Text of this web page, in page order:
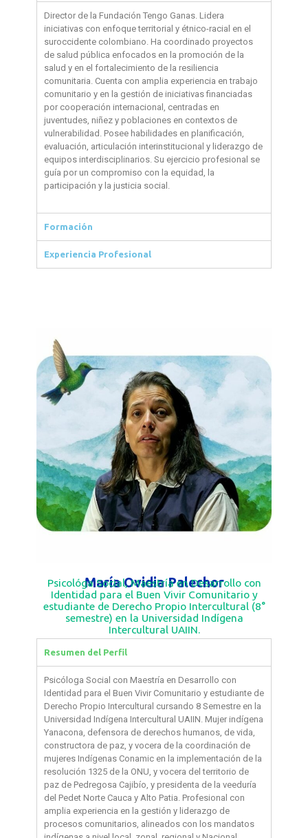
Director de la Fundación Tengo Ganas. Lidera
iniciativas con enfoque territorial y étnico-racial en el
suroccidente colombiano. Ha coordinado proyectos
de salud pública enfocados en la promoción de la
salud y en el fortalecimiento de la resiliencia
comunitaria. Cuenta con amplia experiencia en trabajo
comunitario y en la gestión de iniciativas financiadas
por cooperación internacional, centradas en
juventudes, niñez y poblaciones en contextos de
vulnerabilidad. Posee habilidades en planificación,
evaluación, articulación interinstitucional y liderazgo de
equipos interdisciplinarios. Su ejercicio profesional se
guía por un compromiso con la equidad, la
participación y la justicia social.
Formación
Experiencia Profesional
María Ovidia Palechor
Psicológa Social, Maestría en Desarrollo con
Identidad para el Buen Vivir Comunitario y
estudiante de Derecho Propio Intercultural (8°
semestre) en la Universidad Indígena
Intercultural UAIIN.
Resumen del Perfil
Psicóloga Social con Maestría en Desarrollo con
Identidad para el Buen Vivir Comunitario y estudiante de
Derecho Propio Intercultural cursando 8 Semestre en la
Universidad Indígena Intercultural UAIIN. Mujer indígena
Yanacona, defensora de derechos humanos, de vida,
constructora de paz, y vocera de la coordinación de
mujeres Indígenas Conamic en la implementación de la
resolución 1325 de la ONU, y vocera del territorio de
paz de Pedregosa Cajibío, y presidenta de la veeduría
del Pedet Norte Cauca y Alto Patia. Profesional con
amplia experiencia en la gestión y liderazgo de
procesos comunitarios, alineados con los mandatos